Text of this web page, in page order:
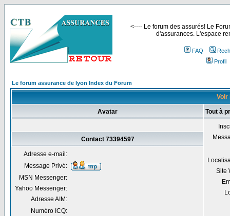
<---- Le forum des assurés! Le
d'assurances. L'espace
FAQ
Profil
Le forum assurance de lyon Index du Forum
Voir
Avatar Tout à
Site
Contact 73394597
Adresse e-mail:
Message Privé:
MSN Messenger:
Yahoo Messenger:
Adresse AIM:
Numéro ICQ: